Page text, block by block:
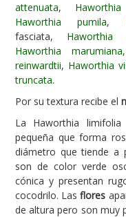
Carencias
Fotos
Flores y Plantas
Árboles y Palmeras
Cactus y Suculentas
attenuata,
Haworthia pumila,
fasciata, Haworthia
Haworthia marumiana
reinwardtii, Haworthia
truncata.
Por su textura recibe el
La Haworthia
pequeña que forma
diámetro que tiende a
son de color verde
cónica y presentan
cocodrilo. Lasflores
de altura pero son muy